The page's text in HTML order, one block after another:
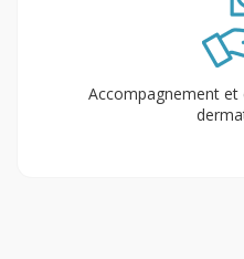
Accompagnement et